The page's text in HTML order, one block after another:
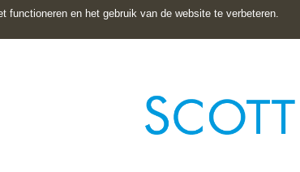
functioneren en het gebruik van de website te verbeteren.